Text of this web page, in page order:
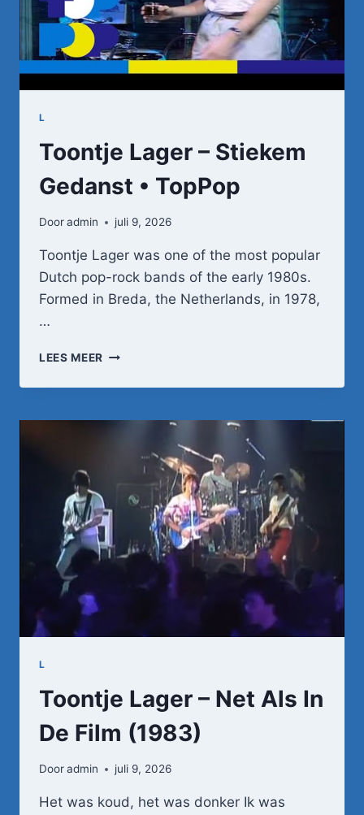
L
Toontje Lager – Stiekem
Gedanst • TopPop
Dooradmin juli 9, 2026
Toontje Lager was one of the most popular
Dutch pop-rock bands of the early 1980s.
Formed in Breda, the Netherlands, in 1978,
…
LEES MEER TOONTJE
–
GEDANST
TOPPOP
L
Toontje Lager – Net Als In
De Film (1983)
Dooradmin juli 9, 2026
Het was koud, het was donker Ik was